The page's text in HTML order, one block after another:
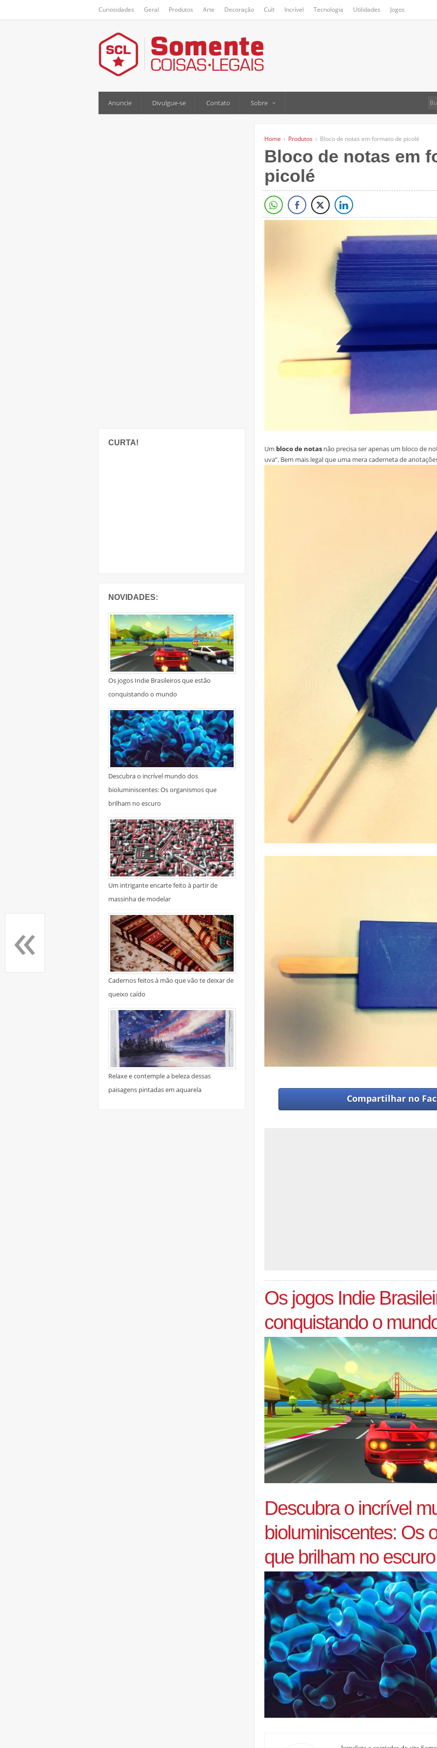
Curiosidades Geral Produtos Arte Decoração Cult Incrível Tecnologia Utilidades Jogos
Anuncie Divulgue-se Contato Sobre
CURTA!
NOVIDADES:
Os jogos Indie Brasileiros que estão
conquistando o mundo
Descubra o incrível mundo dos
bioluminiscentes: Os organismos que
brilham no escuro
Um intrigante encarte feito à partir de
massinha de modelar
Cadernos feitos à mão que vão te deixar de
queixo caído
Relaxe e contemple a beleza dessas
paisagens pintadas em aquarela
Home Produtos Bloco de notas em formato de picolé
Bloco de notas em
picolé
Um bloco de notas não precisa ser apenas um bloco de
uva”. Bem mais legal que uma mera caderneta de
Compartilhar no
Os jogos Indie
conquistando o
Descubra o incrível
bioluminiscentes: Os
que brilham no escuro
«